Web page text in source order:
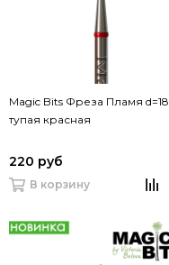
Magic Bits Фреза Пламя d=18
тупая красная
220 руб
В корзину